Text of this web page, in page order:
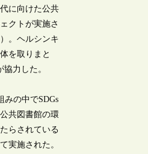
に向けた公共
クトが実施さ
。ヘルシンキ
を取りまと
力した。
みの中でSDGs
共図書館の環
らされている
実施された。